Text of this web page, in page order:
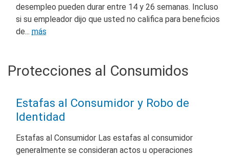
desempleo pueden durar entre 14 y 26 semanas. Incluso
si su empleador dijo que usted no califica para beneficios
de... más
Protecciones al Consumidos
Estafas al Consumidor y Robo de
Identidad
Estafas al Consumidor Las estafas al consumidor
generalmente se consideran actos u operaciones